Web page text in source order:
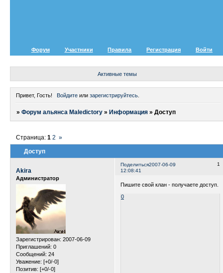
Форум Участники Правила Регистрация Войти
Активные темы
Привет, Гость! Войдитеили зарегистрируйтесь.
»Форум альянса Maledictory » Информация »Доступ
Доступ
Страница:1 2 »
Поделиться 1
2007-06-09
12:08:41
Akira
Администратор
Зарегистрирован: 2007-06-09
Приглашений: 0
Сообщений: 24
Уважение: [+0/-0]
Позитив: [+0/-0]
Пишите свой клан - получаете доступ.
0